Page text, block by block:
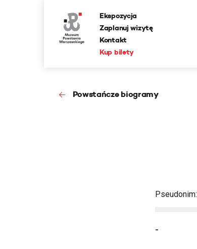
Ekspozycja
Zaplanuj wizytę
Kontakt
Kup bilety
Powstańcze biogramy
Pseudonim:
-